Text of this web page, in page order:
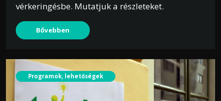
vérkeringésbe. Mutatjuk a részleteket.
Bővebben
Programok, lehetőségek